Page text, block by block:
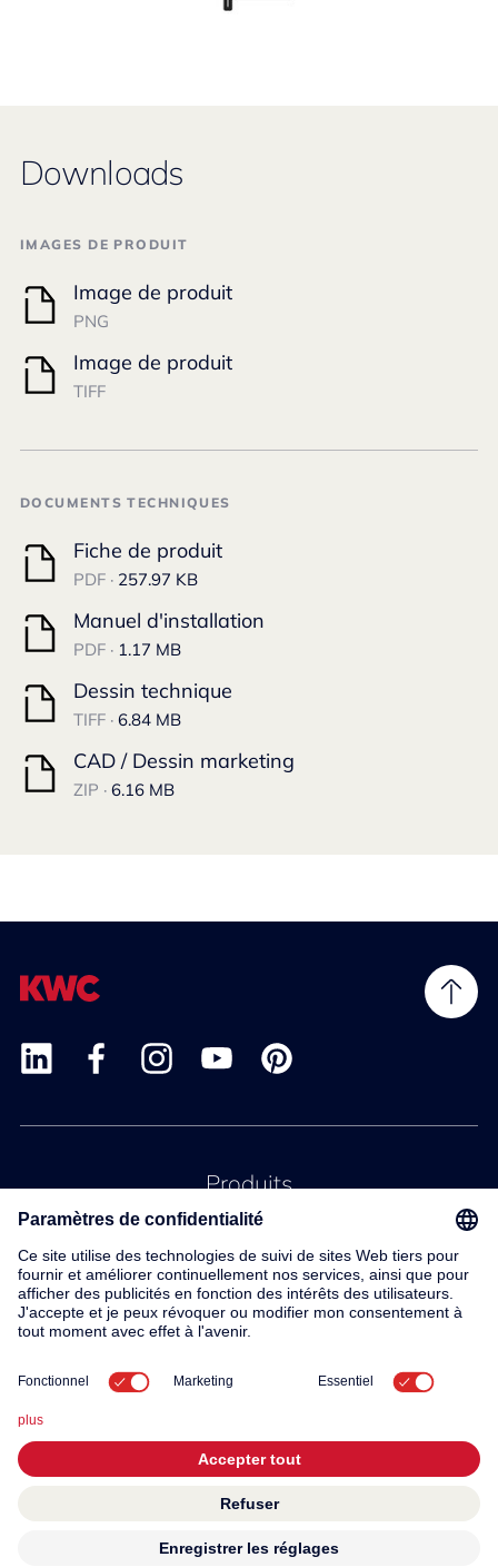
Downloads
IMAGES DE PRODUIT
Image de produit
PNG
Image de produit
TIFF
DOCUMENTS TECHNIQUES
Fiche de produit
PDF · 257.97 KB
Manuel d'installation
PDF · 1.17 MB
Dessin technique
TIFF · 6.84 MB
CAD / Dessin marketing
ZIP · 6.16 MB
Produits
Service
Contact
À propos de nous
Conditions generales
Mentions légales
Protection des données